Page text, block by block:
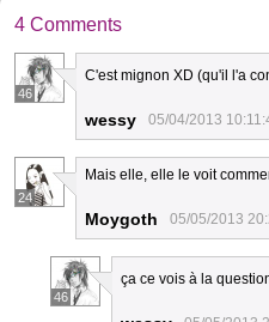
4 Comments
46
C'est mignon XD (qu'il l'a
wessy 05/04/2013
24
Mais elle, elle le voit
Moygoth 05/05/2013
46
ça ce vois à la